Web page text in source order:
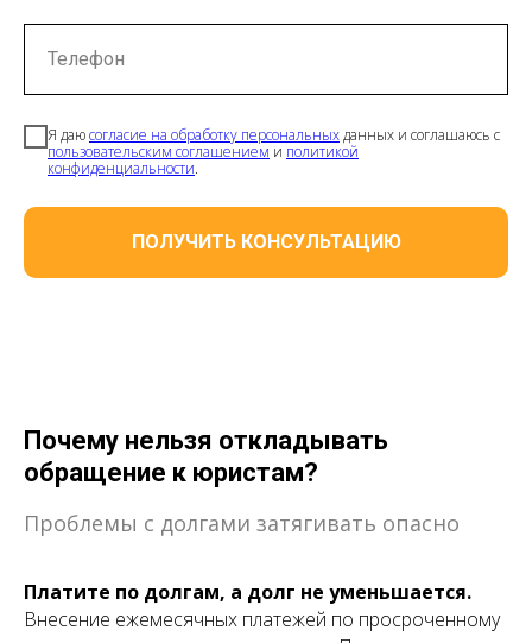
Телефон
Я даюсогласие на обработку персональныхданных и соглашаюсь с
пользовательским соглашением и политикой
конфиденциальности.
ПОЛУЧИТЬ КОНСУЛЬТАЦИЮ
Почему нельзя откладывать
обращение к юристам?
Проблемы с долгами затягивать опасно
Платите по долгам, а долг не уменьшается.
Внесение ежемесячных платежей по просроченному